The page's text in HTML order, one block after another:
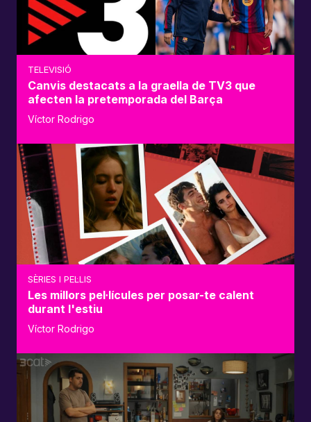
TELEVISIÓ
Canvis destacats a la graella de TV3 que
afecten la pretemporada del Barça
Víctor Rodrigo
SÈRIES I PEL·LIS
Les millors pel·lícules per posar-te calent
durant l'estiu
Víctor Rodrigo